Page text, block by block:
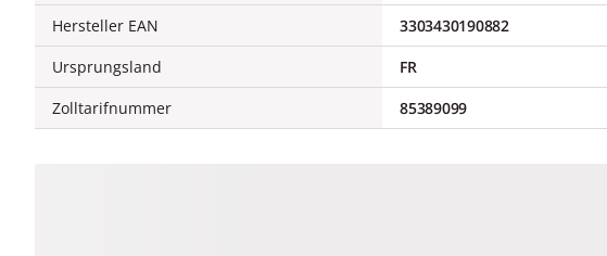
Hersteller EAN
3303430190882
Ursprungsland
FR
Zolltarifnummer
85389099